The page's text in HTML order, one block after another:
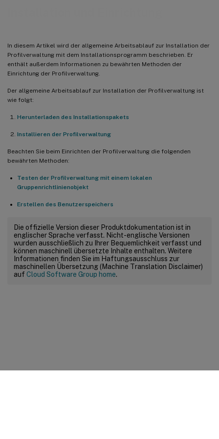
In diesem Artikel wird der allgemeine Arbeitsablauf zur Installation der
Profilverwaltung mit dem Installationsprogramm beschrieben. Er
enthält außerdem Informationen zu bewährten Methoden der
Einrichtung der Profilverwaltung.
Der allgemeine Arbeitsablauf zur Installation der Profilverwaltung ist
wie folgt:
Herunterladen des Installationspakets
Installieren der Profilverwaltung
Beachten Sie beim Einrichten der Profilverwaltung die folgenden
bewährten Methoden:
Testen der Profilverwaltung mit einem lokalen
Gruppenrichtlinienobjekt
Erstellen des Benutzerspeichers
Die offizielle Version dieser Produktdokumentation ist in
englischer Sprache verfasst. Nicht-englische Versionen
wurden ausschließlich zu Ihrer Bequemlichkeit verfasst und
können maschinell übersetzte Inhalte enthalten. Weitere
Informationen finden Sie im Haftungsausschluss zur
maschinellen Übersetzung (Machine Translation Disclaimer)
auf Cloud Software Group home.